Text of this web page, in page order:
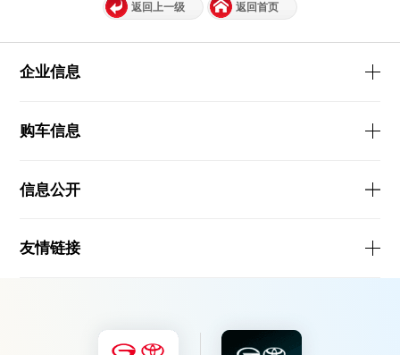
返回上一级 返回首页
企业信息
购车信息
信息公开
友情链接